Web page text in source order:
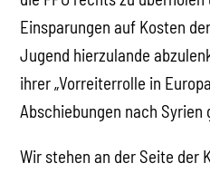
Einsparungen auf Kosten
Jugend hierzulande
ihrer „Vorreiterrolle in
Abschiebungen nach
Wir stehen an der Seite der